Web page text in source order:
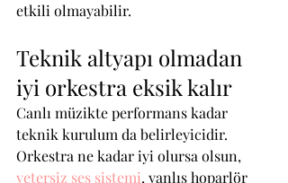
etkili olmayabilir.
Teknik altyapı olmadan
iyi orkestra eksik kalır
Canlı müzikte performans kadar
teknik kurulum da belirleyicidir.
Orkestra ne kadar iyi olursa olsun,
yetersiz ses sistemi, yanlış hoparlör